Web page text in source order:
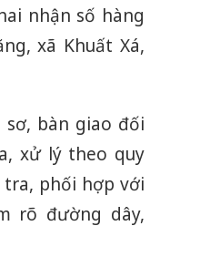
nhận số hàng
xã Khuất Xá,
bàn giao đối
xử lý theo quy
phối hợp với
rõ đường dây,